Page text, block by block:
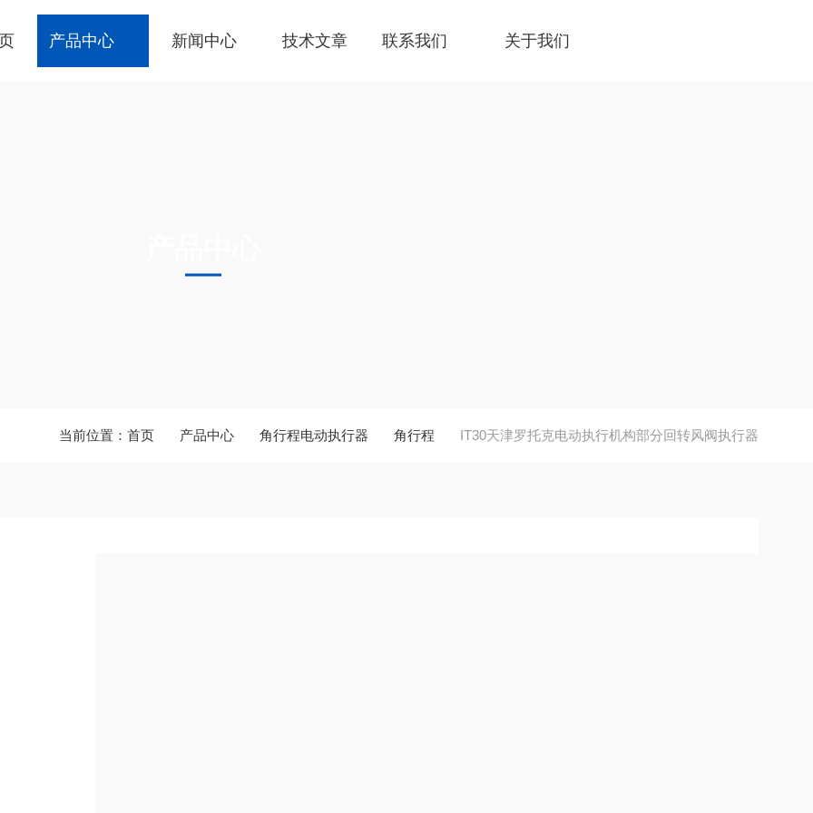
产品中心 新闻中心 技术文章 联系我们 关于我们
当前位置： 首页 产品中心 角行程电动执行器 角行程 IT30天津罗托克电动执行机构部分回转风阀执行器